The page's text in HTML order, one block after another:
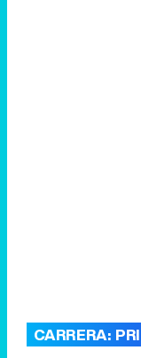
CARRERA: